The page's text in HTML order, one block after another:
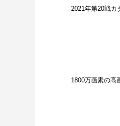
2021年第20戦カ
1800万画素の高